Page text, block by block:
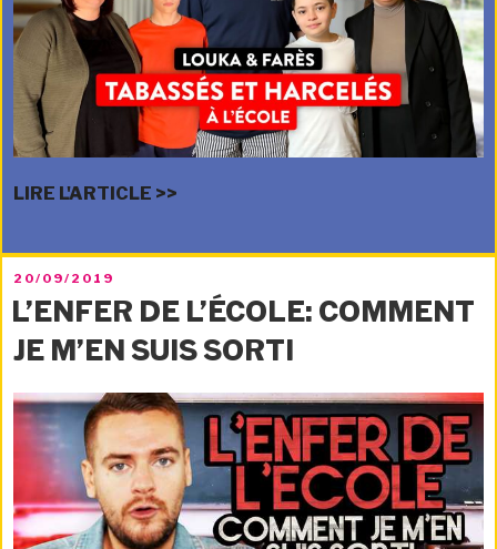
LIRE L'ARTICLE >>
PUBLIÉ
LE
20/09/2019
L’ENFER DE L’ÉCOLE: COMMENT
JE M’EN SUIS SORTI